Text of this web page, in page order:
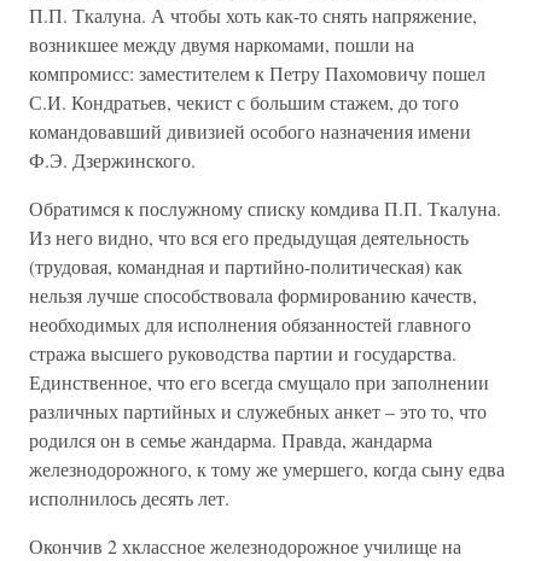
П.П. Ткалуна. А чтобы хоть как-то снять напряжение,
возникшее между двумя наркомами, пошли на
компромисс: заместителем к Петру Пахомовичу пошел
С.И. Кондратьев, чекист с большим стажем, до того
командовавший дивизией особого назначения имени
Ф.Э. Дзержинского.
Обратимся к послужному списку комдива П.П. Ткалуна.
Из него видно, что вся его предыдущая деятельность
(трудовая, командная и партийно-политическая) как
нельзя лучше способствовала формированию качеств,
необходимых для исполнения обязанностей главного
стража высшего руководства партии и государства.
Единственное, что его всегда смущало при заполнении
различных партийных и служебных анкет – это то, что
родился он в семье жандарма. Правда, жандарма
железнодорожного, к тому же умершего, когда сыну едва
исполнилось десять лет.
Окончив 2 хклассное железнодорожное училище на